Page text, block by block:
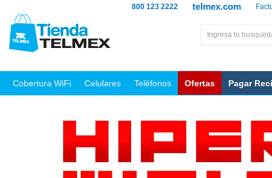
telmex.com
800 123 2222
Cobertura WiFi Celulares Teléfonos Ofertas Pagar